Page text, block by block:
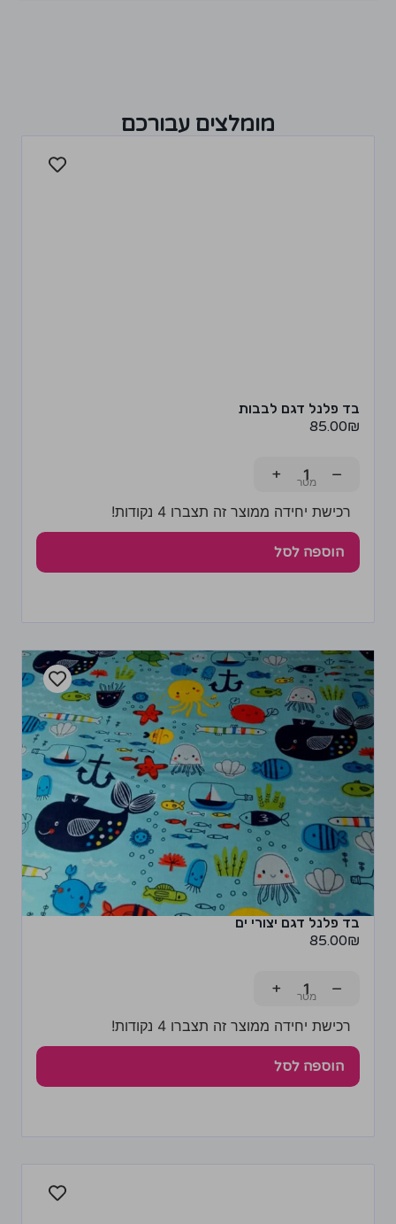
מומלצים עבורכם
בד פלנל דגם לבבות
85.00₪
−
+
רכישת יחידה ממוצר זה תצברו 4 נקודות!
הוספה לסל
בד פלנל דגם יצורי ים
85.00₪
−
+
רכישת יחידה ממוצר זה תצברו 4 נקודות!
הוספה לסל